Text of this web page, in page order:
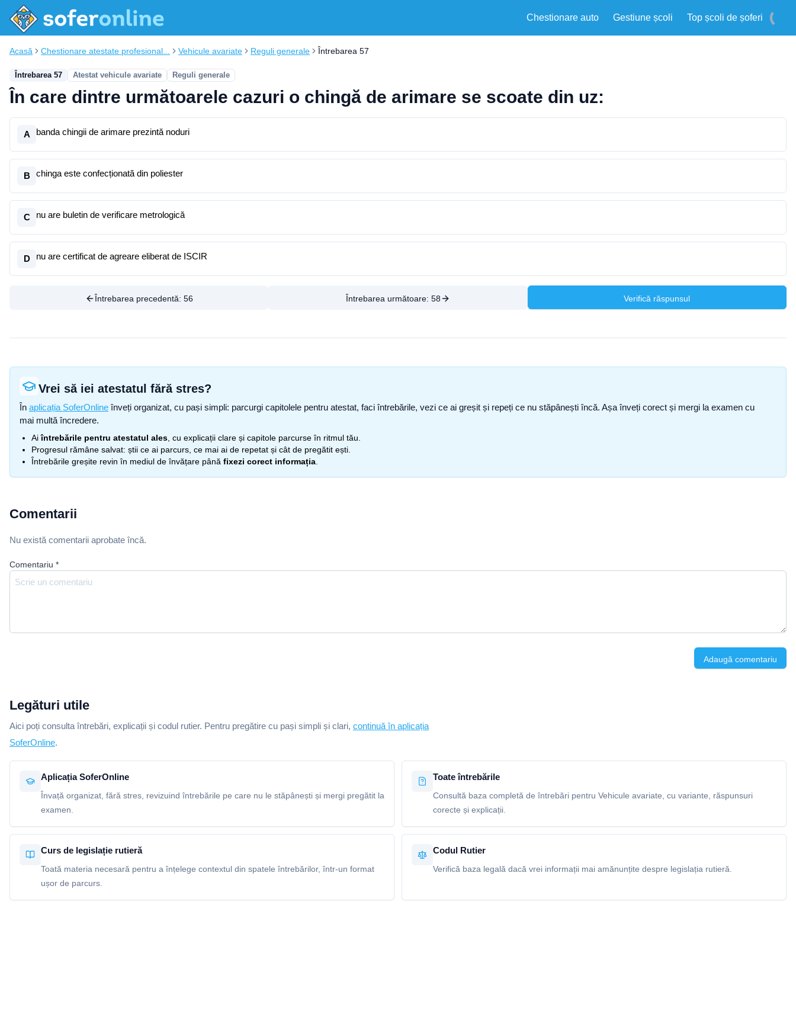
Chestionare auto Gestiune școli Top școli de șoferi
Acasă Chestionare atestate profesional... Vehicule avariate Reguli generale Întrebarea 57
Întrebarea 57 Atestat vehicule avariate Reguli generale
În care dintre următoarele cazuri o chingă de arimare se scoate din uz:
A banda chingii de arimare prezintă noduri
B chinga este confecționată din poliester
C nu are buletin de verificare metrologică
D nu are certificat de agreare eliberat de ISCIR
Întrebarea precedentă: 56 Întrebarea următoare: 58 Verifică răspunsul
Vrei să iei atestatul fără stres?
În aplicația SoferOnline înveți organizat, cu pași simpli: parcurgi capitolele pentru atestat, faci întrebările, vezi ce ai greșit și repeți ce nu stăpânești încă. Așa înveți corect și mergi la examen cu
mai multă încredere.
Aiîntrebările pentru atestatul ales , cu explicații clare și capitole parcurse în ritmul tău.
Progresul rămâne salvat: știi ce ai parcurs, ce mai ai de repetat și cât de pregătit ești.
Întrebările greșite revin în mediul de învățare până fixezi corect informația
Comentarii
Nu există comentarii aprobate încă.
Comentariu *
Adaugă comentariu
Legături utile
Aici poți consulta întrebări, explicații și codul rutier. Pentru pregătire cu pași simpli și clari, continuă în aplicația
SoferOnline.
Aplicația SoferOnline
Învață organizat, fără stres, revizuind întrebările pe care nu le stăpânești și mergi pregătit la
examen.
Toate întrebările
Consultă baza completă de întrebări pentru Vehicule avariate, cu variante, răspunsuri
corecte și explicații.
Curs de legislație rutieră
Toată materia necesară pentru a înțelege contextul din spatele întrebărilor, într-un format
ușor de parcurs.
Codul Rutier
Verifică baza legală dacă vrei informații mai amănunțite despre legislația rutieră.